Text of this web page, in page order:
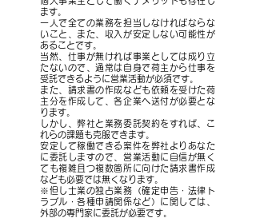
ます。
一人で全ての業務を担当しなければならな
いこと、また、収入が安定しない可能性が
あることです。
当然、仕事が無ければ事業としては成り立
たないので、通常は自身で荷主から仕事を
受託できるように営業活動が必須です。
また、請求書の作成なども依頼を受けた荷
主分を作成して、各企業へ送付が必要とな
ります。
しかし、弊社と業務委託契約をすれば、こ
れらの課題も克服できます。
安定して稼働できる案件を弊社よりあなた
に委託しますので、営業活動に自信が無く
ても複雑且つ複数箇所に向けた請求書作成
なども必要では無くなります。
※但し士業の独占業務（確定申告・法律ト
ラブル・各種申請関係など）に関しては、
外部の専門家に委託が必要です。